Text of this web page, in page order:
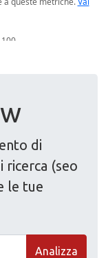
di
(seo
le tue
Analizza